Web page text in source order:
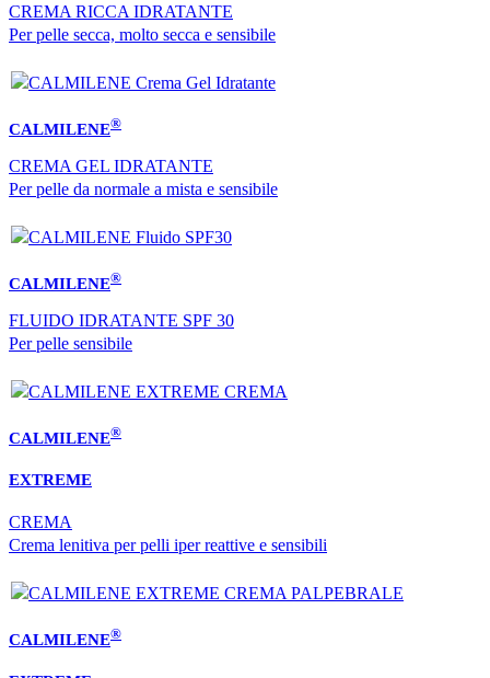
CREMA RICCA IDRATANTE
Per pelle secca, molto secca e sensibile
CALMILENE®
CREMA GEL IDRATANTE
Per pelle da normale a mista e sensibile
CALMILENE®
FLUIDO IDRATANTE SPF 30
Per pelle sensibile
CALMILENE®
EXTREME
CREMA
Crema lenitiva per pelli iper reattive e sensibili
CALMILENE®